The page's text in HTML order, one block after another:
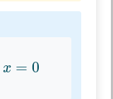
x = 0